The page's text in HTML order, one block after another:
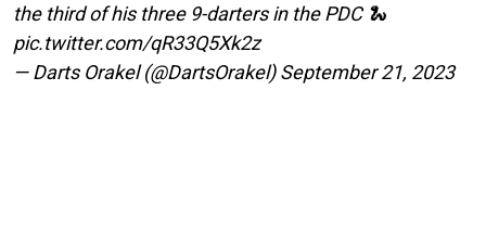
the third of his three 9-darters in the PDC 🐍
pic.twitter.com/qR33Q5Xk2z
— Darts Orakel (@DartsOrakel)September 21, 2023